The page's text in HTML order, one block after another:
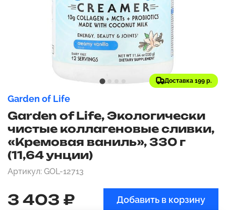
Доставка 199 р.
Garden of Life
Garden of Life, Экологически
чистые коллагеновые сливки,
«Кремовая ваниль», 330 г
(11,64 унции)
Артикул: GOL-12713
3 403 ₽ Добавить в корзину